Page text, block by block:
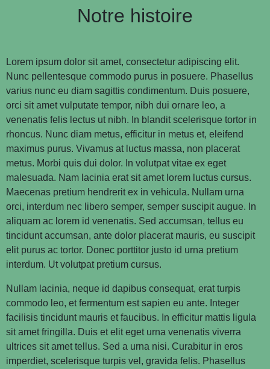
Notre histoire
Lorem ipsum dolor sit amet, consectetur adipiscing elit.
Nunc pellentesque commodo purus in posuere. Phasellus
varius nunc eu diam sagittis condimentum. Duis posuere,
orci sit amet vulputate tempor, nibh dui ornare leo, a
venenatis felis lectus ut nibh. In blandit scelerisque tortor in
rhoncus. Nunc diam metus, efficitur in metus et, eleifend
maximus purus. Vivamus at luctus massa, non placerat
metus. Morbi quis dui dolor. In volutpat vitae ex eget
malesuada. Nam lacinia erat sit amet lorem luctus cursus.
Maecenas pretium hendrerit ex in vehicula. Nullam urna
orci, interdum nec libero semper, semper suscipit augue. In
aliquam ac lorem id venenatis. Sed accumsan, tellus eu
tincidunt accumsan, ante dolor placerat mauris, eu suscipit
elit purus ac tortor. Donec porttitor justo id urna pretium
interdum. Ut volutpat pretium cursus.
Nullam lacinia, neque id dapibus consequat, erat turpis
commodo leo, et fermentum est sapien eu ante. Integer
facilisis tincidunt mauris et faucibus. In efficitur mattis ligula
sit amet fringilla. Duis et elit eget urna venenatis viverra
ultrices sit amet tellus. Sed a urna nisi. Curabitur in eros
imperdiet, scelerisque turpis vel, gravida felis. Phasellus